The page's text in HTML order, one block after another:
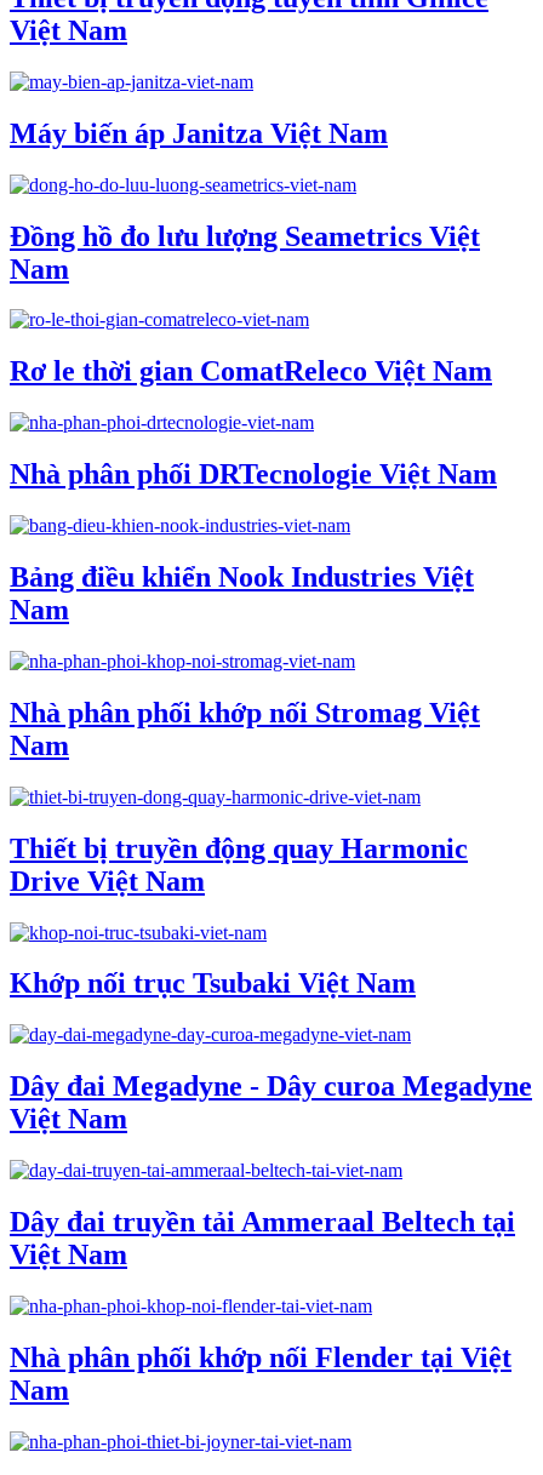
Việt Nam
Máy biến áp Janitza Việt Nam
Đồng hồ đo lưu lượng Seametrics Việt
Nam
Rơ le thời gian ComatReleco Việt Nam
Nhà phân phối DRTecnologie Việt Nam
Bảng điều khiển Nook Industries Việt
Nam
Nhà phân phối khớp nối Stromag Việt
Nam
Thiết bị truyền động quay Harmonic
Drive Việt Nam
Khớp nối trục Tsubaki Việt Nam
Dây đai Megadyne - Dây curoa Megadyne
Việt Nam
Dây đai truyền tải Ammeraal Beltech tại
Việt Nam
Nhà phân phối khớp nối Flender tại Việt
Nam